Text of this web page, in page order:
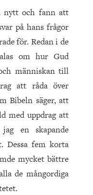
nytt och fann att
på hans frågor
för. Redan i de
om hur Gud
människan till
att råda över
Bibeln säger, att
med uppdrag att
en skapande
Dessa fem korta
mycket bättre
de mångordiga